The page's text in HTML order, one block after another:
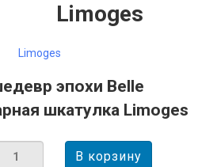
Limoges
Limoges
эпохи Belle
шкатулка Limoges